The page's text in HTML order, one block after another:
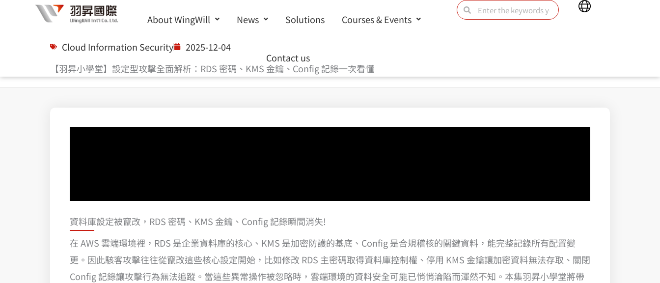
About WingWill News Solutions Courses & Events
Contact us
SearchSearch
Main
Cloud Information Security
2025-12-04
【羽昇小學堂】設定型攻擊全面解析：RDS 密碼、KMS 金鑰、Config 記錄一次看懂
資料庫設定被竄改，RDS 密碼、KMS 金鑰、Config 記錄瞬間消失!
在AWS 雲端環境裡，RDS 是企業資料庫的核心、KMS 是加密防護的基底、Config 是合規稽核的關鍵資料，能完整記錄所有配置變
更。因此駭客攻擊往往從竄改這些核心設定開始，比如修改 RDS 主密碼取得資料庫控制權、停用 KMS 金鑰讓加密資料無法存取、關閉
Config 記錄讓攻擊行為無法追蹤。當這些異常操作被忽略時，雲端環境的資料安全可能已悄悄淪陷而渾然不知。本集羽昇小學堂將帶